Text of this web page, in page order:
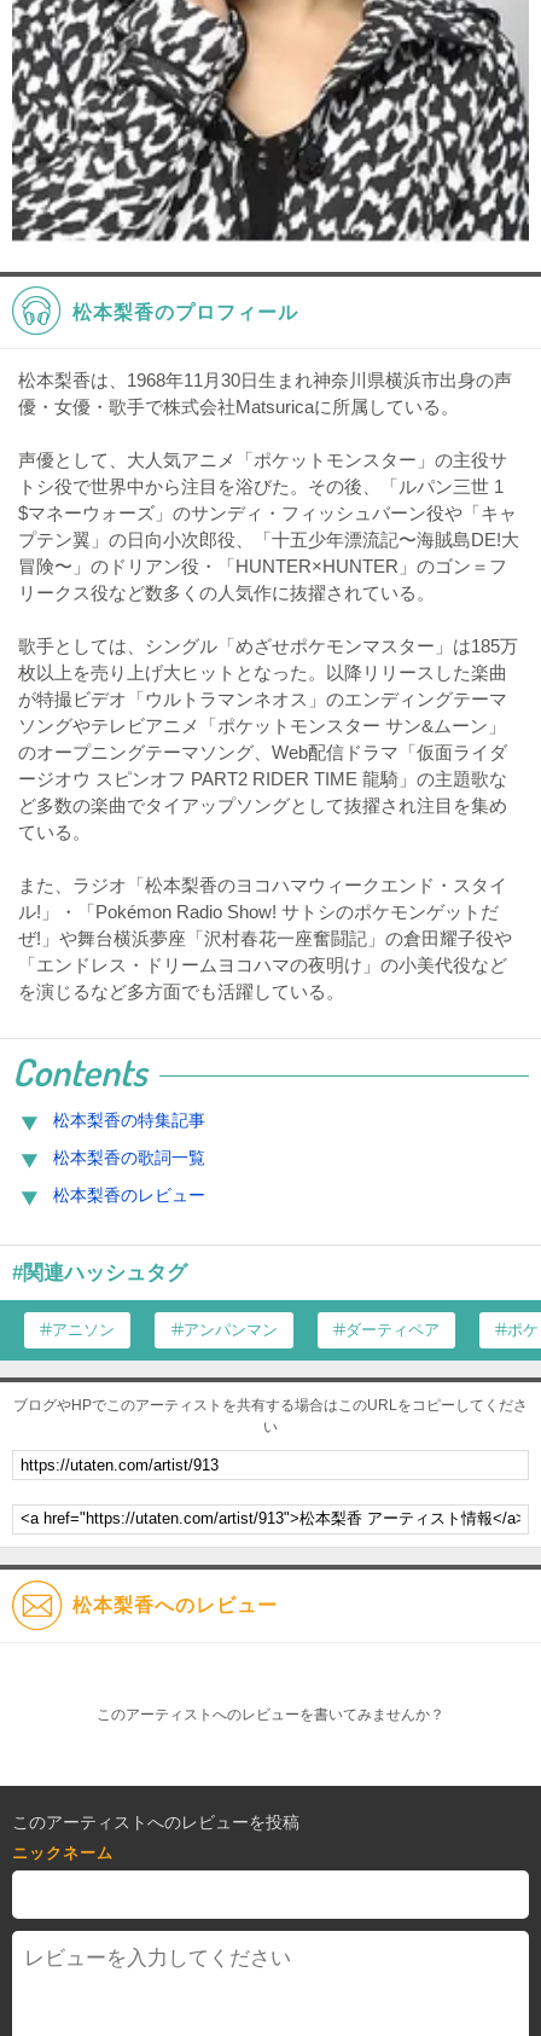
松本梨香のプロフィール
松本梨香は、1968年11月30日生まれ神奈川県横浜市出身の声
優・女優・歌手で株式会社Matsuricaに所属している。
声優として、大人気アニメ「ポケットモンスター」の主役サ
トシ役で世界中から注目を浴びた。その後、「ルパン三世 1
$マネーウォーズ」のサンディ・フィッシュバーン役や「キャ
プテン翼」の日向小次郎役、「十五少年漂流記〜海賊島DE!大
冒険〜」のドリアン役・「HUNTER×HUNTER」のゴン＝フ
リークス役など数多くの人気作に抜擢されている。
歌手としては、シングル「めざせポケモンマスター」は185万
枚以上を売り上げ大ヒットとなった。以降リリースした楽曲
が特撮ビデオ「ウルトラマンネオス」のエンディングテーマ
ソングやテレビアニメ「ポケットモンスター サン&ムーン」
のオープニングテーマソング、Web配信ドラマ「仮面ライダ
ージオウ スピンオフ PART2 RIDER TIME 龍騎」の主題歌な
ど多数の楽曲でタイアップソングとして抜擢され注目を集め
ている。
また、ラジオ「松本梨香のヨコハマウィークエンド・スタイ
ル!」・「Pokémon Radio Show! サトシのポケモンゲットだ
ぜ!」や舞台横浜夢座「沢村春花一座奮闘記」の倉田耀子役や
「エンドレス・ドリームヨコハマの夜明け」の小美代役など
を演じるなど多方面でも活躍している。
Contents
松本梨香の特集記事
松本梨香の歌詞一覧
松本梨香のレビュー
#関連ハッシュタグ
アニソン アンパンマン ダーティペア ポ
ブログやHPでこのアーティストを共有する場合はこのURLをコピーしてくださ
い
松本梨香へのレビュー
このアーティストへのレビューを書いてみませんか？
このアーティストへのレビューを投稿
ニックネーム